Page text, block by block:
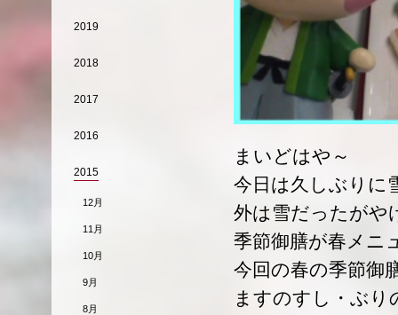
まいどはや～
今日は久しぶりに
外は雪だったがや
季節御膳が春メニ
今回の春の季節御
ますのすし・ぶり
2019
2018
2017
2016
2015
12月
11月
10月
9月
8月